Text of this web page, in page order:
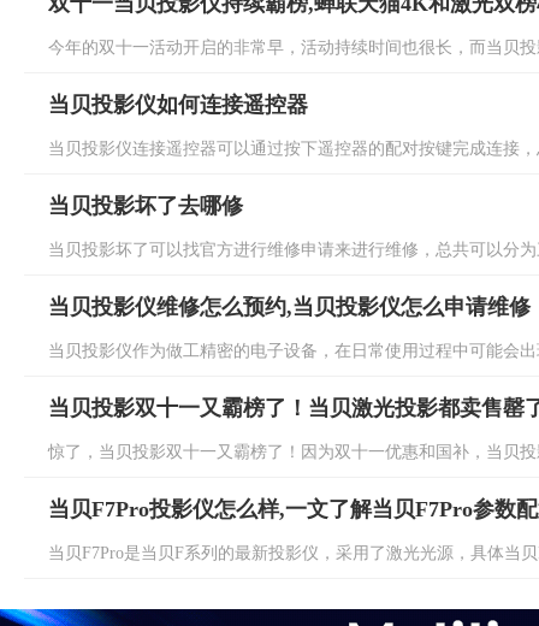
今年的双十一活动开启的非常早，活动持续时间也很长，而当贝
当贝投影仪如何连接遥控器
当贝投影仪连接遥控器可以通过按下遥控器的配对按键完成连接
当贝投影坏了去哪修
当贝投影坏了可以找官方进行维修申请来进行维修，总共可以分
当贝投影仪维修怎么预约,当贝投影仪怎么申请维修
当贝投影仪作为做工精密的电子设备，在日常使用过程中可能会
当贝投影双十一又霸榜了！当贝激光投影都卖售罄
惊了，当贝投影双十一又霸榜了！因为双十一优惠和国补，当贝
当贝F7Pro投影仪怎么样,一文了解当贝F7Pro参数
当贝F7Pro是当贝F系列的最新投影仪，采用了激光光源，具体当